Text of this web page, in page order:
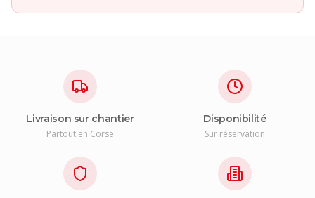
Livraison sur chantier
Partout en Corse
Disponibilité
Sur réservation